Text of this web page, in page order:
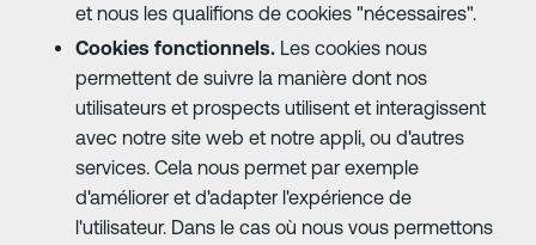
et nous les qualifions de cookies "nécessaires".
Cookies fonctionnels.Les cookies nous
permettent de suivre la manière dont nos
utilisateurs et prospects utilisent et interagissent
avec notre site web et notre appli, ou d'autres
services. Cela nous permet par exemple
d'améliorer et d'adapter l'expérience de
l'utilisateur. Dans le cas où nous vous permettons